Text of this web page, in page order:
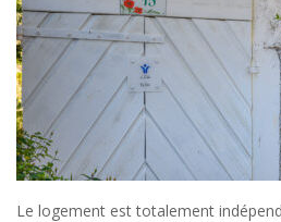
Le logement est totalement